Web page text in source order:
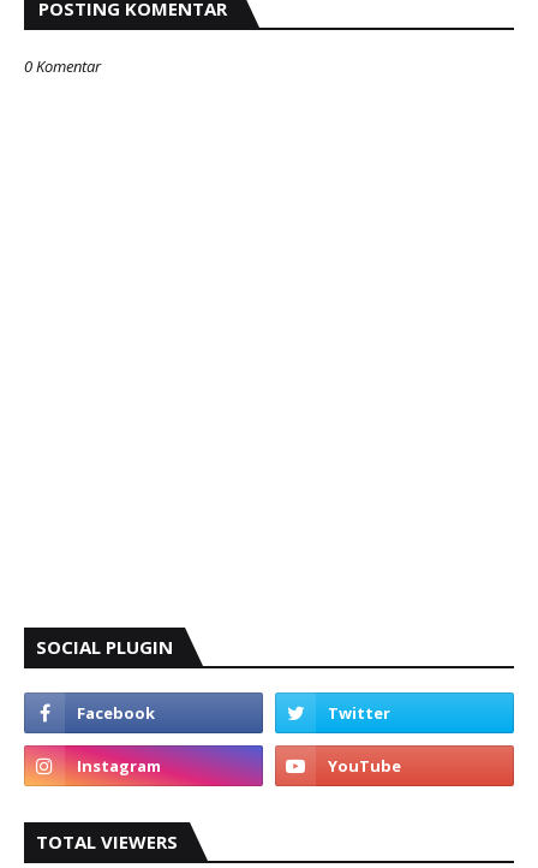
POSTING KOMENTAR
0 Komentar
SOCIAL PLUGIN
TOTAL VIEWERS